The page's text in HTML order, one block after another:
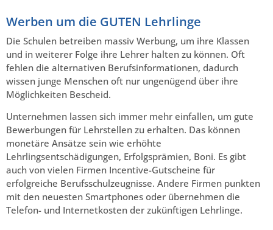
Werben um die GUTEN Lehrlinge
Die Schulen betreiben massiv Werbung, um ihre Klassen
und in weiterer Folge ihre Lehrer halten zu können. Oft
fehlen die alternativen Berufsinformationen, dadurch
wissen junge Menschen oft nur ungenügend über ihre
Möglichkeiten Bescheid.
Unternehmen lassen sich immer mehr einfallen, um gute
Bewerbungen für Lehrstellen zu erhalten. Das können
monetäre Ansätze sein wie erhöhte
Lehrlingsentschädigungen, Erfolgsprämien, Boni. Es gibt
auch von vielen Firmen Incentive-Gutscheine für
erfolgreiche Berufsschulzeugnisse. Andere Firmen punkten
mit den neuesten Smartphones oder übernehmen die
Telefon- und Internetkosten der zukünftigen Lehrlinge.